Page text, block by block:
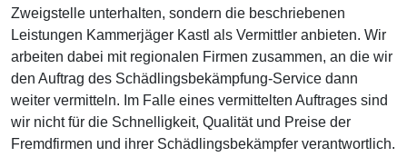
Zweigstelle unterhalten, sondern die beschriebenen
Leistungen Kammerjäger Kastl als Vermittler anbieten. Wir
arbeiten dabei mit regionalen Firmen zusammen, an die wir
den Auftrag des Schädlingsbekämpfung-Service dann
weiter vermitteln. Im Falle eines vermittelten Auftrages sind
wir nicht für die Schnelligkeit, Qualität und Preise der
Fremdfirmen und ihrer Schädlingsbekämpfer verantwortlich.